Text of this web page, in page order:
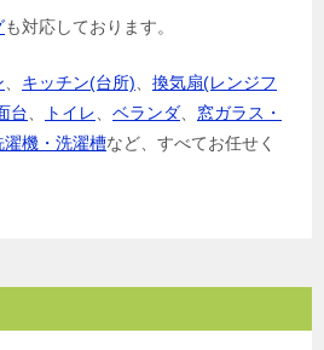
も対応しております。
、 キッチン(台所)、 換気扇(レンジフ
台、 トイレ、 ベランダ、 窓ガラス・
濯機・洗濯槽など、すべてお任せく